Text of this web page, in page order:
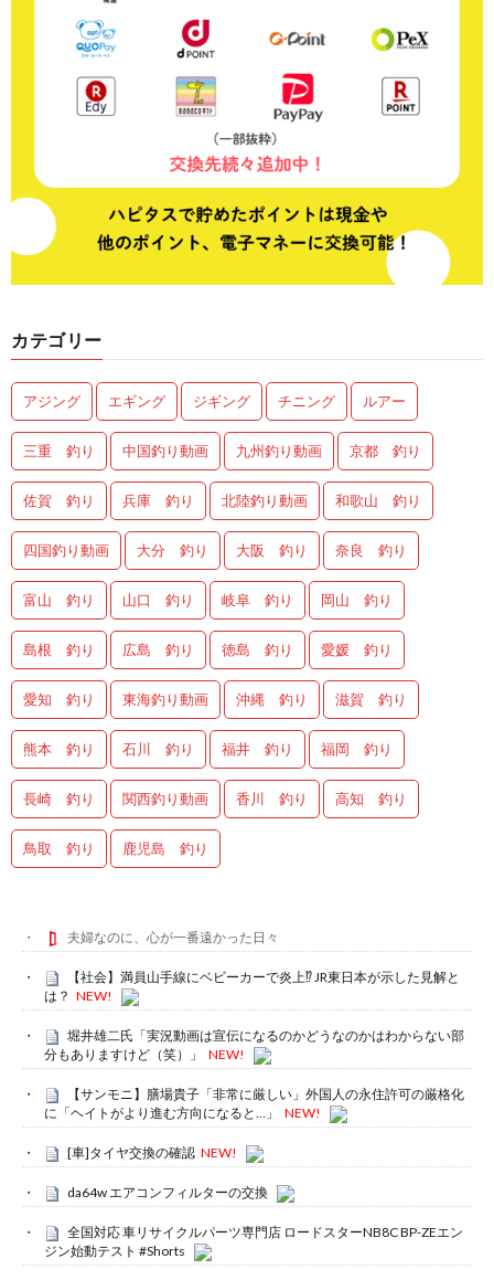
カテゴリー
アジング エギング ジギング チニング ルアー
三重 釣り 中国釣り動画 九州釣り動画 京都 釣り
佐賀 釣り 兵庫 釣り 北陸釣り動画 和歌山 釣り
四国釣り動画 大分 釣り 大阪 釣り 奈良 釣り
富山 釣り 山口 釣り 岐阜 釣り 岡山 釣り
島根 釣り 広島 釣り 徳島 釣り 愛媛 釣り
愛知 釣り 東海釣り動画 沖縄 釣り 滋賀 釣り
熊本 釣り 石川 釣り 福井 釣り 福岡 釣り
長崎 釣り 関西釣り動画 香川 釣り 高知 釣り
鳥取 釣り 鹿児島 釣り
夫婦なのに、心が一番遠かった日々
【社会】満員山手線にベビーカーで炎上⁉ JR東日本が示した見解と
は？ NEW!
堀井雄二氏「実況動画は宣伝になるのかどうなのかはわからない部
分もありますけど（笑）」
NEW!
【サンモニ】膳場貴子「非常に厳しい」外国人の永住許可の厳格化
に「ヘイトがより進む方向になると…」
NEW!
[車]タイヤ交換の確認 NEW!
da64w エアコンフィルターの交換
全国対応 車リサイクルパーツ専門店 ロードスターNB8C BP-ZEエン
ジン始動テスト #Shorts